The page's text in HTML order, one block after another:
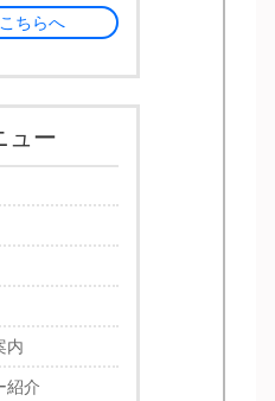
ちらへ
ュー
内
紹介